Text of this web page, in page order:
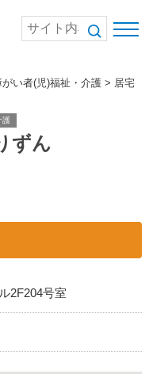
がい者(児)福祉・介護> 居宅
護
ずん
2F204号室